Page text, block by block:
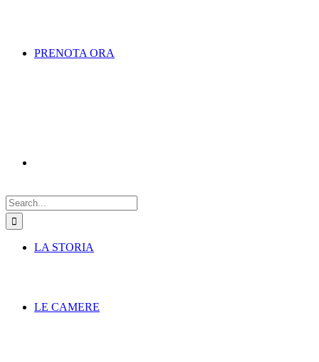
PRENOTA ORA
for:
LA STORIA
LE CAMERE